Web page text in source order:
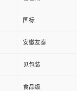
国标
安徽友泰
见包装
食品级